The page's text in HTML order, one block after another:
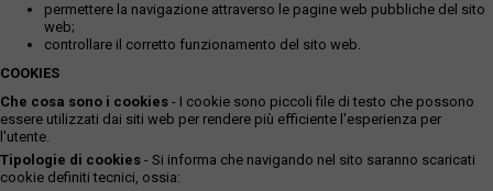
permettere la navigazione attraverso le pagine web pubbliche del sito
web;
controllare il corretto funzionamento del sito web.
COOKIES
Che cosa sono i cookies - I cookie sono piccoli file di testo che possono
essere utilizzati dai siti web per rendere più efficiente l'esperienza per
l'utente.
Tipologie di cookies - Si informa che navigando nel sito saranno scaricati
cookie definiti tecnici, ossia: